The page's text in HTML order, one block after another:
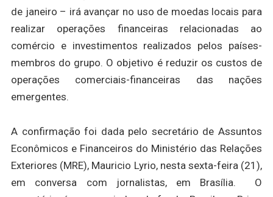
de janeiro – irá avançar no uso de moedas locais para
realizar operações financeiras relacionadas ao
comércio e investimentos realizados pelos países-
membros do grupo. O objetivo é reduzir os custos de
operações comerciais-financeiras das nações
emergentes.
A confirmação foi dada pelo secretário de Assuntos
Econômicos e Financeiros do Ministério das Relações
Exteriores (MRE), Mauricio Lyrio, nesta sexta-feira (21),
em conversa com jornalistas, em Brasília. O